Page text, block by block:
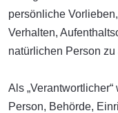
persönliche
Verhalten,
natürlichen Person
Als
Person, Behörde,